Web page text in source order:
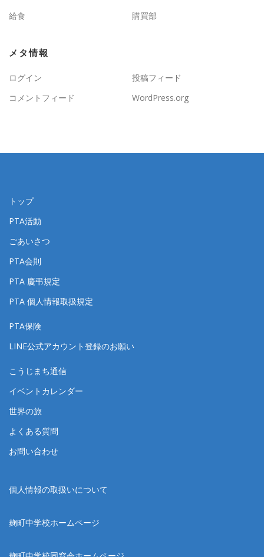
給食
購買部
メタ情報
ログイン
投稿フィード
コメントフィード
WordPress.org
トップ
PTA活動
ごあいさつ
PTA会則
PTA 慶弔規定
PTA 個人情報取扱規定
PTA保険
LINE公式アカウント登録のお願い
こうじまち通信
イベントカレンダー
世界の旅
よくある質問
お問い合わせ
個人情報の取扱いについて
麹町中学校ホームページ